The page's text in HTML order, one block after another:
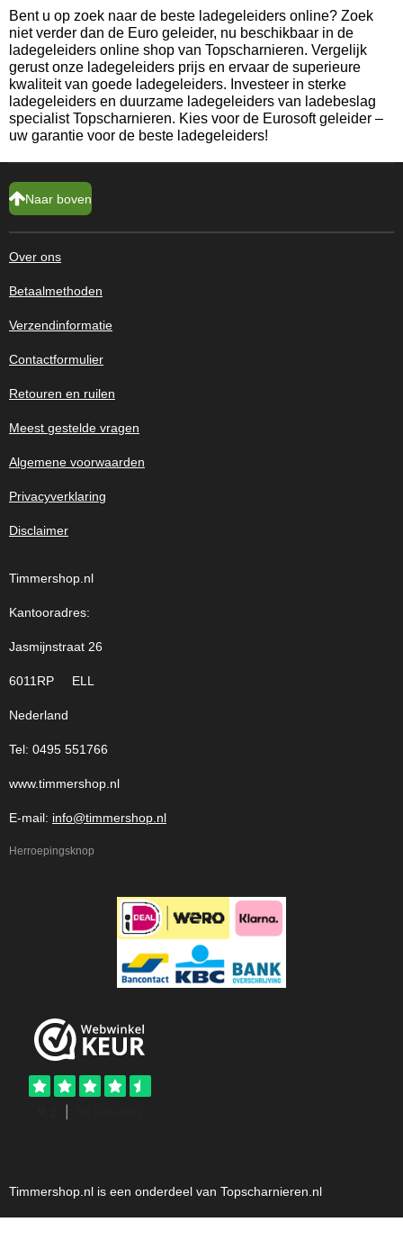
Bent u op zoek naar de beste ladegeleiders online? Zoek
niet verder dan de Euro geleider, nu beschikbaar in de
ladegeleiders online shop van Topscharnieren. Vergelijk
gerust onze ladegeleiders prijs en ervaar de superieure
kwaliteit van goede ladegeleiders. Investeer in sterke
ladegeleiders en duurzame ladegeleiders van ladebeslag
specialist Topscharnieren. Kies voor de Eurosoft geleider –
uw garantie voor de beste ladegeleiders!
Naar boven
Over ons
Betaalmethoden
Verzendinformatie
Contactformulier
Retouren en ruilen
Meest gestelde vragen
Algemene voorwaarden
Privacyverklaring
Disclaimer
Timmershop.nl
Kantooradres:
Jasmijnstraat 26
6011RP ELL
Nederland
Tel: 0495 551766
www.timmershop.nl
E-mail: info@timmershop.nl
Herroepingsknop
Timmershop.nl is een onderdeel van Topscharnieren.nl